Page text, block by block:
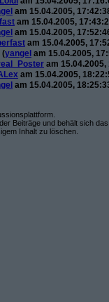
am 15.04.2005,
am 15.04.2005,
am 15.04.2005,
am 15.04.2005,
(yangel am 15.04.2005,
am 15.04.2005,
am 15.04.2005,
am 15.04.2005,
Beiträge und behält sich das
Inhalt zu löschen.